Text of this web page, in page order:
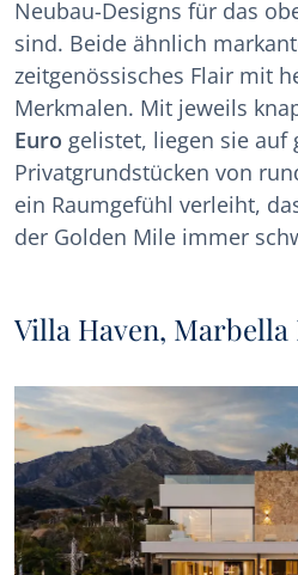
Neubau-Designs für das
sind. Beide ähnlich
zeitgenössisches Flair mit
Merkmalen. Mit jeweils
Euro gelistet, liegen sie auf
Privatgrundstücken von
ein Raumgefühl verleiht,
der Golden Mile immer
Villa Haven,